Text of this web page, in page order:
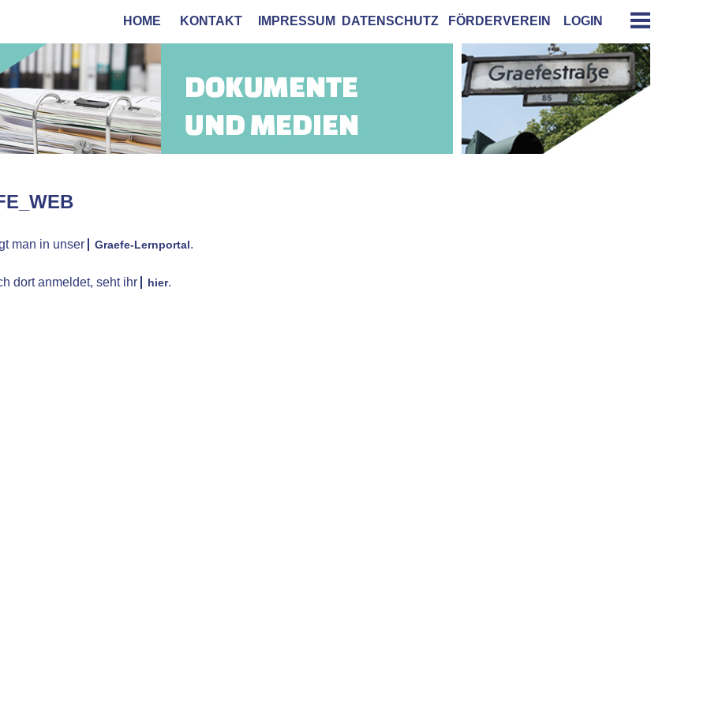
HOME KONTAKT IMPRESSUM DATENSCHUTZ FÖRDERVEREIN LOGIN
man in unser Graefe-Lernportal.
dort anmeldet, seht ihr hier.